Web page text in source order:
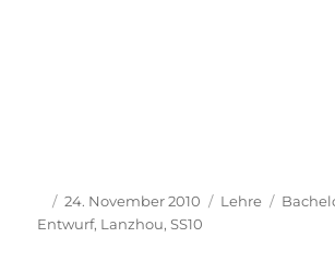
Shanghai‘s new